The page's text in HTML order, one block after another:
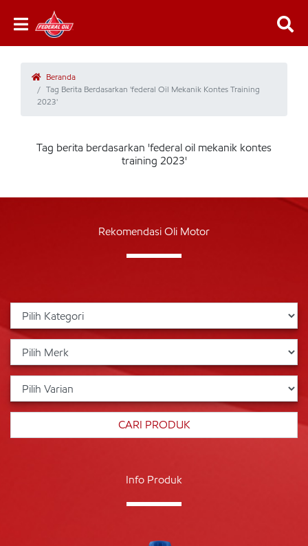
Beranda
Tag Berita Berdasarkan 'federal Oil Mekanik Kontes Training
2023'
Tag berita berdasarkan 'federal oil mekanik kontes
training 2023'
Rekomendasi Oli Motor
Info Produk